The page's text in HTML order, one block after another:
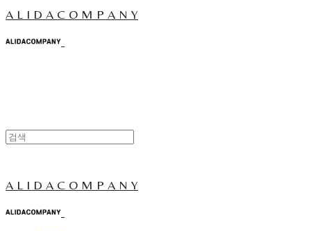
A L I D A C O M P A N Y
A L I D A C O M P A N Y